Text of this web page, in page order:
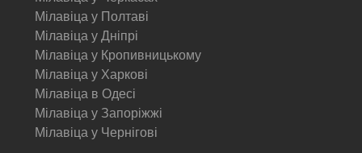
Мілавіца у Полтаві
Мілавіца у Дніпрі
Мілавіца у Кропивницькому
Мілавіца у Харкові
Мілавіца в Одесі
Мілавіца у Запоріжжі
Мілавіца у Чернігові